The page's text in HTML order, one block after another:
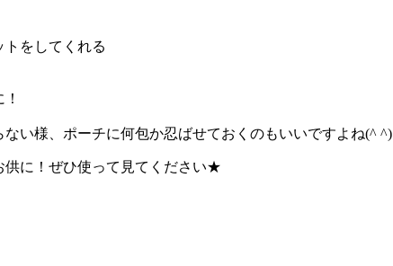
をしてくれる
い様、ポーチに何包か忍ばせておくのもいいですよね(^ ^)
供に！ぜひ使って見てください★